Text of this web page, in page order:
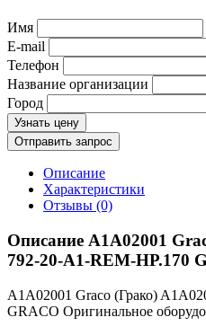
Имя
E-mail
Телефон
Название организации
Город
Узнать цену
Отправить запрос
Описание
Характеристики
Отзывы (0)
Описание A1A02001
792-20-A1-REM-HP.170
A1A02001 Graco (Грако)
GRACO Оригинальное